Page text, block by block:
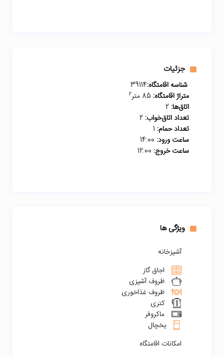
جزئیات
شناسه اقامتگاه:39114
متراژ اقامتگاه:
2
اتاق‌ها:
تعداد اتاق‌خواب:
تعداد حمام:
ساعت ورود:
ساعت خروج:
ویژگی ها
آشپزخانه
اجاق گاز
ظروف آشپزی
ظروف غذاخوری
کتری
ماکروفر
یخچال
امکانات اقامتگاه